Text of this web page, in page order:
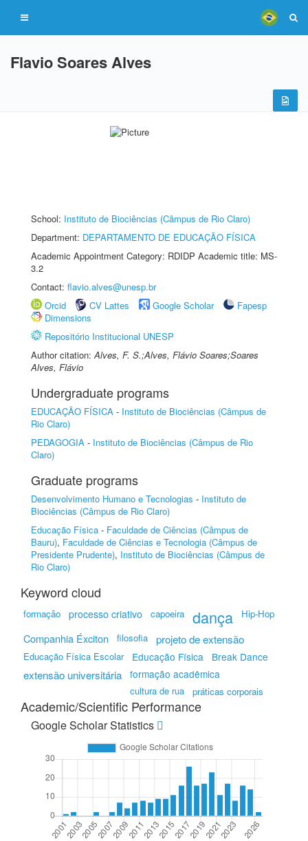
Flavio Soares Alves
School: Instituto de Biociências (Câmpus de Rio Claro)
Department: DEPARTAMENTO DE EDUCAÇÃO FÍSICA
Academic Appointment Category: RDIDP Academic title: MS-
3.2
Contact: flavio.alves@unesp.br
Orcid
CV Lattes Google Scholar
Fapesp
Dimensions
Repositório Institucional UNESP
Author citation:Alves, F. S.;Alves, Flávio Soares;Soares
Alves, Flávio
Undergraduate programs
EDUCAÇÃO FÍSICA - Instituto de Biociências (Câmpus de
Rio Claro)
PEDAGOGIA - Instituto de Biociências (Câmpus de Rio
Claro)
Graduate programs
Desenvolvimento Humano e Tecnologias - Instituto de
Biociências (Câmpus de Rio Claro)
Educação Física - Faculdade de Ciências (Câmpus de
Bauru), Faculdade de Ciências e Tecnologia (Câmpus de
Presidente Prudente), Instituto de Biociências (Câmpus de
Rio Claro)
Keyword cloud
formação processo criativo capoeira dança Hip-Hop
Companhia Éxciton filosofia projeto de extensão
Educação Física Escolar Educação Física Break Dance
extensão universitária formação acadêmica
cultura de rua práticas corporais
Academic/Scientific Performance
Google Scholar Statistics